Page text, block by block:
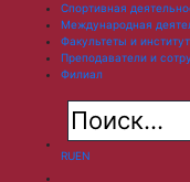
Спортивная
Международная
Факультеты и
Преподаватели и
Филиал
RUEN